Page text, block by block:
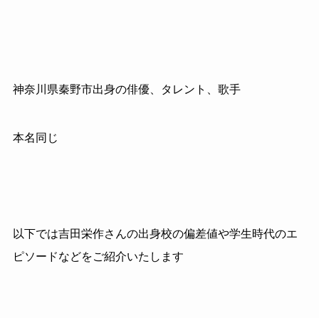
神奈川県秦野市出身の俳優、タレント、歌手
本名同じ
以下では吉田栄作さんの出身校の偏差値や学生時代のエ
ピソードなどをご紹介いたします